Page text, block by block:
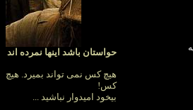
حواستان باشد اینها نمرده اند
هیچ کس نمی تواند بمیرد. هیچ
کس!
بیخود امیدوار نباشید ...